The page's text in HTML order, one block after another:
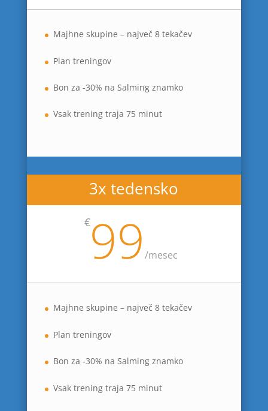
Majhne skupine – največ 8 tekačev
Plan treningov
Bon za -30% na Salming znamko
Vsak trening traja 75 minut
3x tedensko
€99/mesec
Majhne skupine – največ 8 tekačev
Plan treningov
Bon za -30% na Salming znamko
Vsak trening traja 75 minut